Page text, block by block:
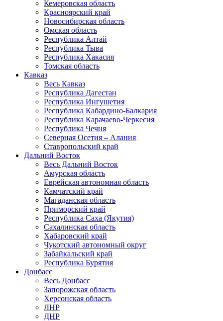
Кемеровская область
Красноярский край
Новосибирская область
Омская область
Республика Алтай
Республика Тыва
Республика Хакасия
Томская область
Кавказ
Весь Кавказ
Республика Дагестан
Республика Ингушетия
Республика Кабардино-Балкария
Республика Карачаево-Черкесия
Республика Чечня
Северная Осетия – Алания
Ставропольский край
Дальний Восток
Весь Дальний Восток
Амурская область
Еврейская автономная область
Камчатский край
Магаданская область
Приморский край
Республика Саха (Якутия)
Сахалинская область
Хабаровский край
Чукотский автономный округ
Забайкальский край
Республика Бурятия
Донбасс
Весь Донбасс
Запорожская область
Херсонская область
ЛНР
ДНР